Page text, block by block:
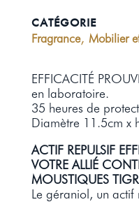
CATÉGORIE
Fragrance, Mobilier
EFFICACITÉ
en laboratoire.
35 heures de
Diamètre 11.5cm x
ACTIF REPULSIF
VOTRE ALLIÉ
MOUSTIQUES
Le géraniol, un actif